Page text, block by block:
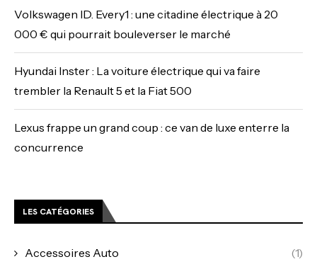
Volkswagen ID. Every1 : une citadine électrique à 20
000 € qui pourrait bouleverser le marché
Hyundai Inster : La voiture électrique qui va faire
trembler la Renault 5 et la Fiat 500
Lexus frappe un grand coup : ce van de luxe enterre la
concurrence
LES CATÉGORIES
Accessoires Auto (1)